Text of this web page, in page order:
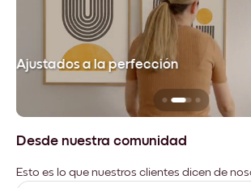
Ajustados a la perfección
Desde nuestra comunidad
Esto es lo que nuestros clientes dicen de